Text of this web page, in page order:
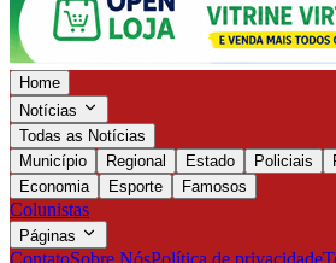
Home
Notícias
Todas as Notícias
Município
Regional Estado Policiais
Economia
Esporte Famosos
Colunistas
Páginas
ContatoSobre NósPolítica de privacidade